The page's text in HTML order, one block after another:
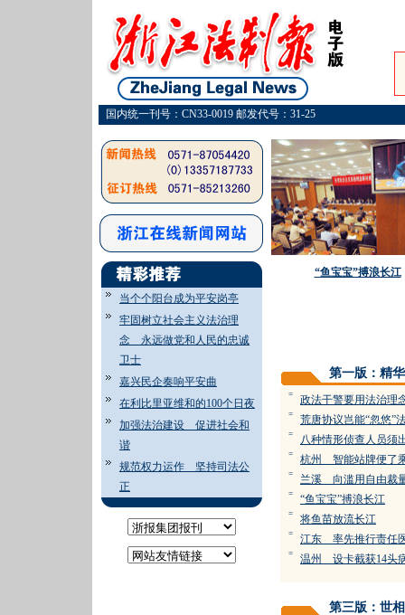
国内统一刊号：CN33-0019 邮发代号：31-25
当个个阳台成为平安岗亭
牢固树立社会主义法治理
念 永远做党和人民的忠诚
卫士
嘉兴民企奏响平安曲
在利比里亚维和的100个日夜
加强法治建设 促进社会和
谐
规范权力运作 坚持司法公
正
“鱼宝宝”搏浪长江
第一版：精
= 政法干警要用法治理
= 荒唐协议岂能“忽悠”
= 八种情形侦查人员须
= 杭州 智能站牌便了
= 兰溪 向滥用自由裁
= “鱼宝宝”搏浪长江
= 将鱼苗放流长江
= 江东 率先推行责
= 温州 设卡截获14头
第三版：世相